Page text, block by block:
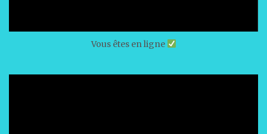
Vous êtes en ligne